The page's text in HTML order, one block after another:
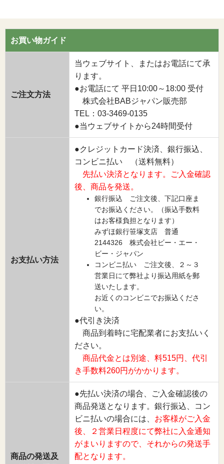
お買い物ガイド
ご注文方法
当ウェブサイト、またはお電話にて承
ります。
●お電話にて 平日10:00～18:00 受付
株式会社BABジャパン販売部
TEL：03-3469-0135
●当ウェブサイトから24時間受付
お支払い方法
●クレジットカード決済、銀行振込、
コンビニ払い （送料無料）
先払い決済となります。ご入金確認
後、商品を発送。
銀行振込 ご注文後、下記口座ま
でお振込ください。（振込手数料
はお客様負担となります）
みずほ銀行笹塚支店 普通
2144326 株式会社ビー・エー・
ビー・ジャパン
コンビニ払い ご注文後、２～３
営業日にて弊社より振込用紙を郵
送いたします。
お近くのコンビニでお振込くださ
い。
●代引き決済
商品到着時に宅配業者にお支払いく
ださい。
商品代金とは別途、料515円、代引
き手数料260円がかかります。
商品の発送及
●先払い決済の場合、ご入金確認後の
商品発送となります。銀行振込、コン
ビニ払いの場合には、 お客様がご入金
後、２営業日程度にて弊社に入金通知
がまいりますので、それからの発送手
配となります。